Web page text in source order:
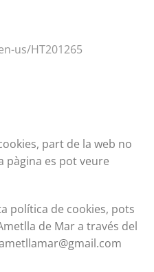
us/HT201265
part de la web no
pàgina es pot veure
política de cookies, pots
de Mar a través del